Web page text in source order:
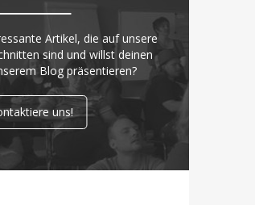
Artikel, die auf unsere
sind und willst deinen
Blog präsentieren?
uns!